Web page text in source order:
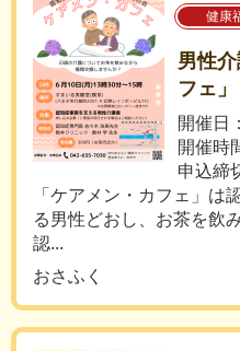
健康
男性
フェ」
開催日
開催時
申込締
「ケアメン・カフェ」は
る男性どおし、お茶を飲
認...
おさふく